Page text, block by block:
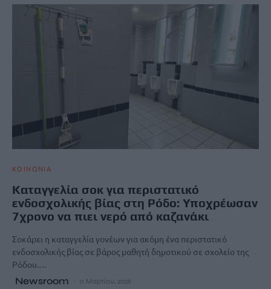
ΚΟΙΝΩΝΙΑ
Καταγγελία σοκ για περιστατικό
ενδοσχολικής βίας στη Ρόδο: Υποχρέωσαν
7χρονο να πιει νερό από καζανάκι
Σοκάρει η καταγγελία γονέων για ακόμη ένα περιστατικό
ενδοσχολικής βίας σε βάρος μαθητή δημοτικού σε σχολείο της
Ρόδου.…
Newsroom 11 Μαρτίου, 2026